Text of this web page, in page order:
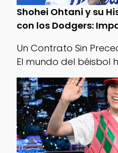
Shohei Ohtani y su
con los Dodgers:
Un Contrato Sin
El mundo del béisbol h